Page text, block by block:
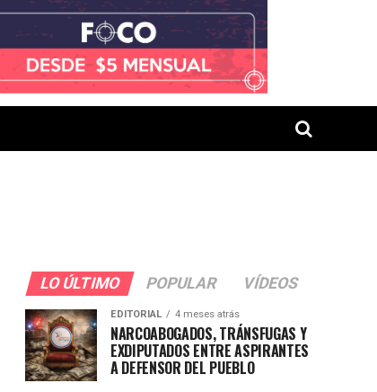
LO ÚLTIMO POPULAR VÍDEOS
EDITORIAL 4 meses atrás
NARCOABOGADOS, TRÁNSFUGAS Y
EXDIPUTADOS ENTRE ASPIRANTES
A DEFENSOR DEL PUEBLO